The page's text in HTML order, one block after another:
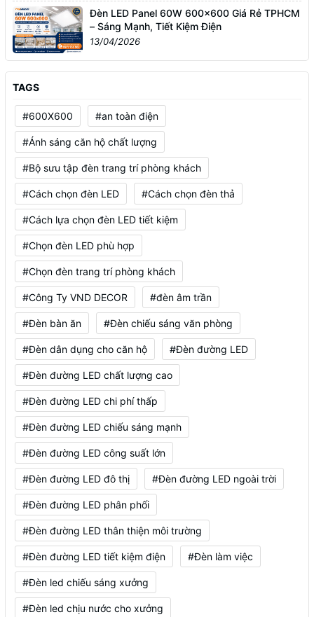
Đèn LED Panel 60W 600x600 Giá Rẻ TPHCM
– Sáng Mạnh, Tiết Kiệm Điện
13/04/2026
TAGS
#600X600 #an toàn điện
#Ánh sáng căn hộ chất lượng
#Bộ sưu tập đèn trang trí phòng khách
#Cách chọn đèn LED #Cách chọn đèn thả
#Cách lựa chọn đèn LED tiết kiệm
#Chọn đèn LED phù hợp
#Chọn đèn trang trí phòng khách
#Công Ty VND DECOR #đèn âm trần
#Đèn bàn ăn #Đèn chiếu sáng văn phòng
#Đèn dân dụng cho căn hộ #Đèn đường LED
#Đèn đường LED chất lượng cao
#Đèn đường LED chi phí thấp
#Đèn đường LED chiếu sáng mạnh
#Đèn đường LED công suất lớn
#Đèn đường LED đô thị #Đèn đường LED ngoài trời
#Đèn đường LED phân phối
#Đèn đường LED thân thiện môi trường
#Đèn đường LED tiết kiệm điện #Đèn làm việc
#Đèn led chiếu sáng xưởng
#Đèn led chịu nước cho xưởng